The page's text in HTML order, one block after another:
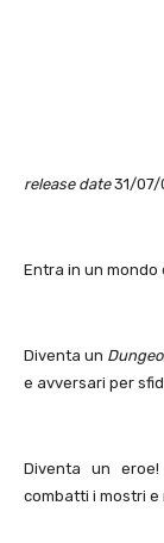
release date31/07/
Entra in un mondo
Diventa un
e avversari per
Diventa un
combatti i mostri e